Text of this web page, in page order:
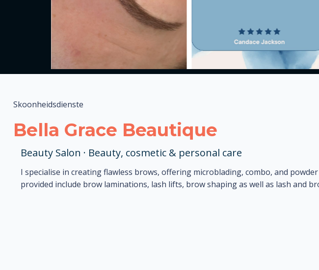
Skoonheidsdienste
Bella Grace Beautique
Beauty Salon · Beauty, cosmetic & personal care
I specialise in creating flawless brows, offering microblading, combo, and
provided include brow laminations, lash lifts, brow shaping as well as lash and